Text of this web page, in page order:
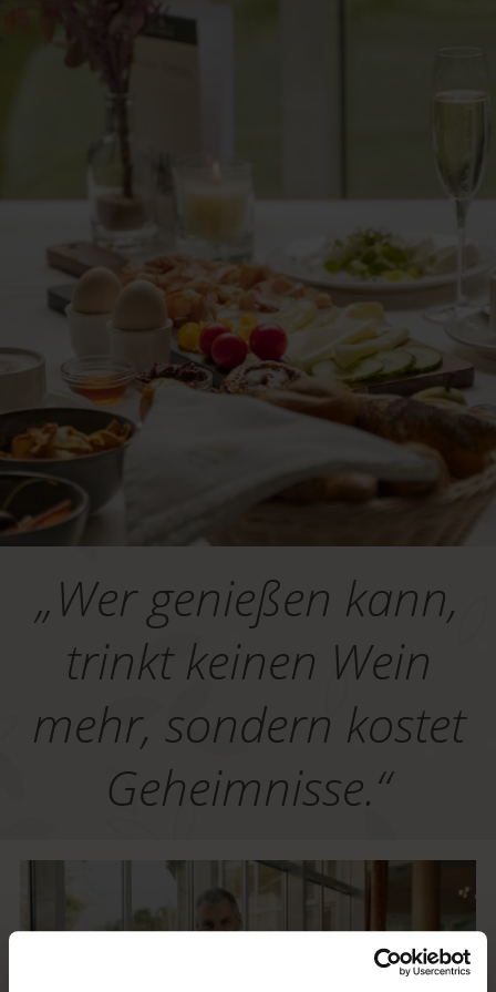
„Wer genießen kann,
trinkt keinen Wein
mehr, sondern kostet
Geheimnisse.“